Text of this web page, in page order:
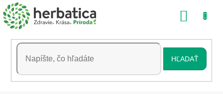
Prejsť
na
obsah
HĽADAŤ